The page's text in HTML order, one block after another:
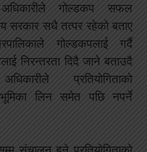
अधिकारीले गोल्डकप सफल
सरकार सधै तत्पर रहेको बताए
गोल्डकपलाई गर्दै
निरन्तरता दिदै जाने बताउदै
प्रतियोगिताको
लिन समेत पछि नपर्ने